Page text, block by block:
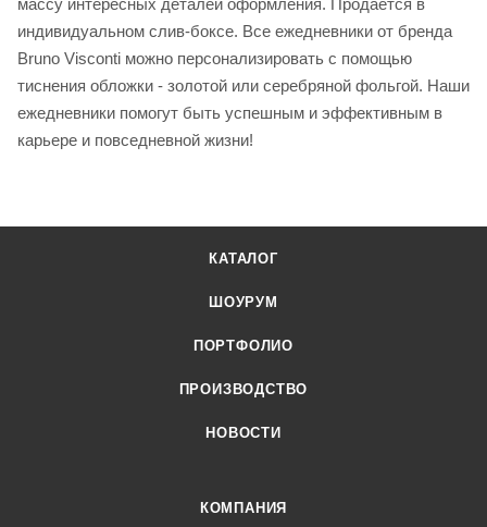
индивидуальном слив-боксе. Все ежедневники от бренда
Bruno Visconti можно персонализировать с помощью
тиснения обложки - золотой или серебряной фольгой. Наши
ежедневники помогут быть успешным и эффективным в
карьере и повседневной жизни!
КАТАЛОГ
ШОУРУМ
ПОРТФОЛИО
ПРОИЗВОДСТВО
НОВОСТИ
КОМПАНИЯ